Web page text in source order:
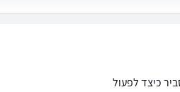
כיצד לפעול